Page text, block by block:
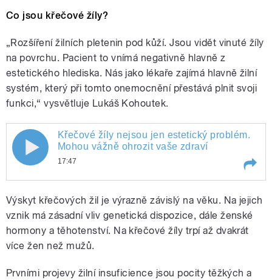
Co jsou křečové žíly?
„Rozšíření žilních pletenin pod kůží. Jsou vidět vinuté žíly
na povrchu. Pacient to vnímá negativně hlavně z
estetického hlediska. Nás jako lékaře zajímá hlavně žilní
systém, který při tomto onemocnění přestává plnit svoji
funkci,“ vysvětluje Lukáš Kohoutek.
Křečové žíly nejsou jen estetický problém.
Mohou vážně ohrozit vaše zdraví
17:47
Výskyt křečových žil je výrazně závislý na věku. Na jejich
vznik má zásadní vliv genetická dispozice, dále ženské
hormony a těhotenství. Na křečové žíly trpí až dvakrát
více žen než mužů.
Prvními projevy žilní insuficience jsou pocity těžkých a